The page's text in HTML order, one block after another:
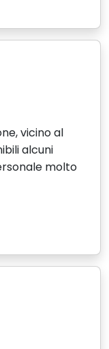
vicino al
alcuni
molto